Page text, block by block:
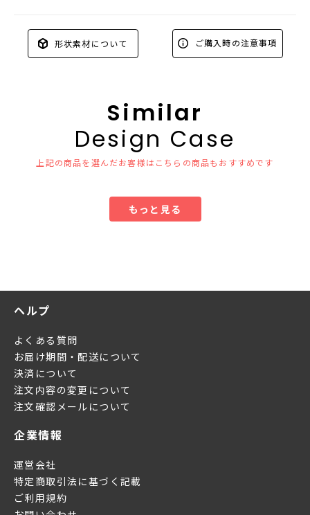
形状素材について ご購入時の注意事項
Similar
Design Case
上記の商品を選んだお客様はこちらの商品もおすすめです
もっと見る
ヘルプ
よくある質問
お届け期間・配送について
決済について
注文内容の変更について
注文確認メールについて
企業情報
運営会社
特定商取引法に基づく記載
ご利用規約